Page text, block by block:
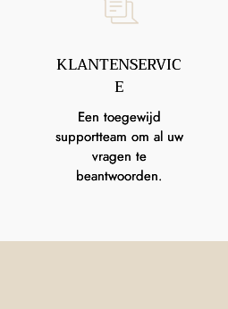
KLANTENSERVIC
E
Een toegewijd
supportteam om al uw
vragen te
beantwoorden.